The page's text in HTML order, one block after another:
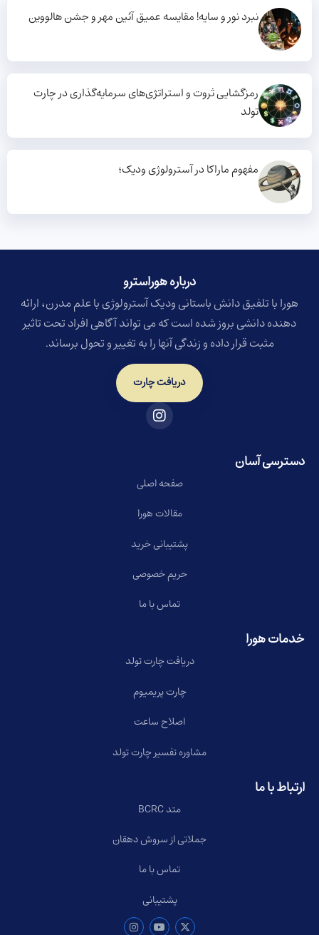
نبرد نور و سایه! مقایسه عمیق آئین مهر و جشن هالووین
رمزگشایی ثروت و استراتژی‌های سرمایه‌گذاری در چارت
تولد
مفهوم ماراکا در آسترولوژی ودیک؛
درباره هوراسترو​
هورا با تلفیق دانش باستانی ودیک آسترولوژی با علم مدرن، ارائه
دهنده دانشی بروز شده است که می تواند آگاهی افراد تحت تاثیر
مثبت قرار داده و زندگی آنها را به تغییر و تحول برساند.
دریافت چارت
دسترسی آسان
صفحه اصلی
مقالات هورا
پشتیبانی خرید
حریم خصوصی
تماس با ما
خدمات هورا
دریافت چارت تولد
چارت پریمیوم
اصلاح ساعت
مشاوره تفسیر چارت تولد
ارتباط با ما
متد BCRC
جملاتی از سروش دهقان
تماس با ما
پشتیبانی